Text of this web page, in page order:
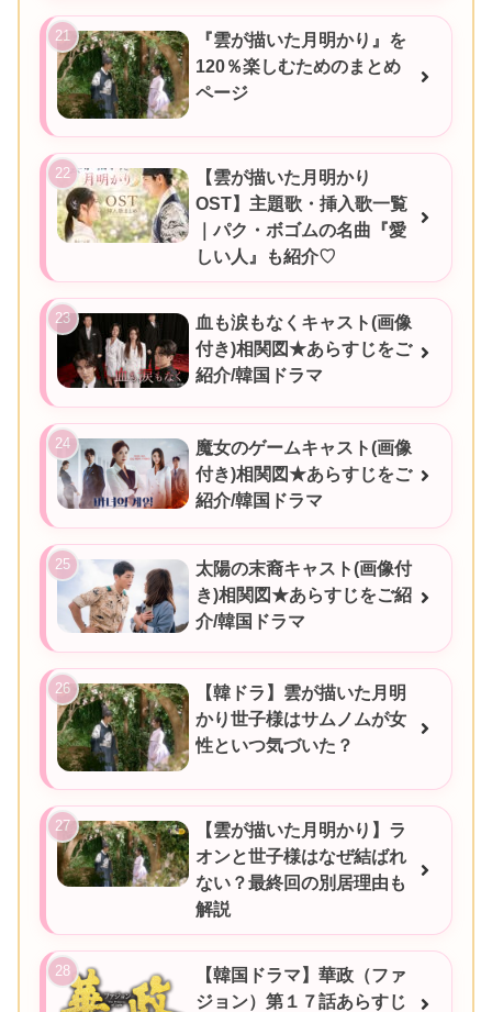
『雲が描いた月明かり』を
120％楽しむためのまとめ
ページ
【雲が描いた月明かり
OST】主題歌・挿入歌一覧
｜パク・ボゴムの名曲『愛
しい人』も紹介♡
血も涙もなくキャスト(画像
付き)相関図★あらすじをご
紹介/韓国ドラマ
魔女のゲームキャスト(画像
付き)相関図★あらすじをご
紹介/韓国ドラマ
太陽の末裔キャスト(画像付
き)相関図★あらすじをご紹
介/韓国ドラマ
【韓ドラ】雲が描いた月明
かり世子様はサムノムが女
性といつ気づいた？
【雲が描いた月明かり】ラ
オンと世子様はなぜ結ばれ
ない？最終回の別居理由も
解説
【韓国ドラマ】華政（ファ
ジョン）第１７話あらすじ